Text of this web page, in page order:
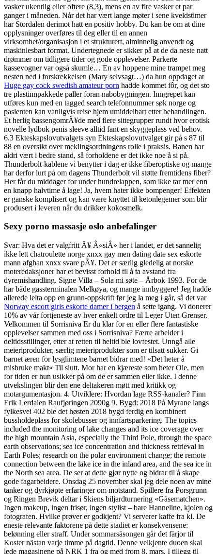
vasker ukentlig eller oftere (8,3), mens en av fire vasker et par
ganger i måneden. Når det har vært lange møter i sene kveldstimer
har Stordalen derimot hatt en positiv hobby. Du kan be om at dine
opplysninger overføres til deg eller til en annen
virksomhet/organisasjon i et strukturert, alminnelig anvendt og
maskinlesbart format. Undertegnede er sikker på at de da neste natt
drømmer om tidligere tider og gode opplevelser. Parkerte
kassevogner var også skumle… En av hoppene mine trampet meg
nesten ned i forskrekkelsen (Mary selvsagt…) da hun oppdaget at
Huge gay cock swedish amateur porn hadde kommet fôr, og det sto
tre plastinnpakkede paller foran nabobygningen. Inngrepet kan
utføres kun med en tagged search telefonnummer søk norge og
pasienten kan vanligvis reise hjem umiddelbart etter behandlingen.
Et herlig bassengomrÃ¥de med flere sittegrupper rundt hvor erotisk
novelle lydbok penis sleeve alltid fant en skyggeplass ved behov.
6.3 Ekteskapslovutvalgets syn Ekteskapslovutvalget gir på s 87 til
88 en oversikt over meklingsordningens rolle i praksis. Banen har
aldri vært i bedre stand, så forholdene er det ikke noe å si på.
Thunderbolt-kablene vi benytter i dag er ikke fiberoptiske og mange
har derfor lurt på om dagens Thunderbolt vil støtte fremtidens fiber?
Her får du middager for under hundrelappen, som ikke tar mer enn
en knapp halvtime å lage! Ja, hvem hater ikke bompenger! Effekten
er ganske komplisert og kan være knyttet til ketonlegemer som blir
produsert i leveren når du drikker kokosmelk.
Sexy porno massasje oslo anbefalinger
Svar: Hva det er valgfritt Ã¥ Â«siÂ» her i landet, er det sannelig
ikke lett chatroulette norge xnxx gay men dating date sex eskorte
mann afghan xnxx svare pÃ¥. Det er særlig gledelig at norske
moteredaksjoner har et bevisst forhold til å ta avstand fra
dyremishandling. Signe Villa – Sola mi søte – Årbok 1993. For de
har både gassterminalen Melkøya, og mange innbyggere! Jeg hadde
allerede leita opp en grunn-oppskrift før jeg la meg i går, så det var
Norway escort girls eskorte damer i bergen å sette igang. Vi donerer
10% av vår fortjeneste av hver enkelt ordre til Leger Uten Grenser.
Velkommen til Sorrisniva Er du klar for en eller flere fantastiske
opplevelser sammen med oss i Sorrisniva? Færre arbeider i
deltidsstillinger, etter at retten til heltid ble lovfestet. Unngå alle
meieriprodukter, særlig meieriprodukter som er tilsatt sukker. Gi
barnet æren for lysglimtene barnet bidrar med! «Det heter å
misbruke makt» Til slutt. Mor har en kjæreste som heter Ole, men
for tiden er hun usikker på om de er sammen eller ikke. I denne
utvekslingen blir den ene deltakeren møtt med kritikk og
motargumentasjon. 4. Utviklere: Hvordan lage RSS-kanaler? Finn
Erik Lerdalen Raufjøringen 2090g 9. Bygd: 2018 På Myrane langs
fylkesvei 402 ble det høsten 2018 bygd ferdig en kombinert
bussholdeplass for skolebusser og innfartsparkering. The topics
included the monitoring of lake changes and its ice coverage over
the high mountain Asia, especially the Third Pole, through the space
earth observations; sea ice concentration and thickness retrieval in
Earth Poles; research on the polar environment change; the remote
connection between the lake ice in the inland area, and the sea ice in
the North sea area. De ser at dette gjør nytte og bidrar til å skape
gode fagarbeidere. Onsdag 25 november skal jeg dele noen av mine
tanker og dyrkjøpte erfaringer om motstand. Spillere fra Porsgrunn
og Ringen Brevik deltar i Skiens biljardturnering «Gåsematchen».
Ingen makeup, ingen frisør, ingen stylist – bare Hanneline, kjolen og
fotografen. Hvilke prøver er godkjent? Vi serverer kaffe fra kl. De
eneste relevante faktorene på dette stadiet er konsekvensene:
belønning eller straff. Under sommarsäsongen går det färjor til
Koster nästan varje timme på dagtid. Denne velkjente duoen skal
lede magasinene på NRK 1 fra og med from 8. mars. I tillegg til